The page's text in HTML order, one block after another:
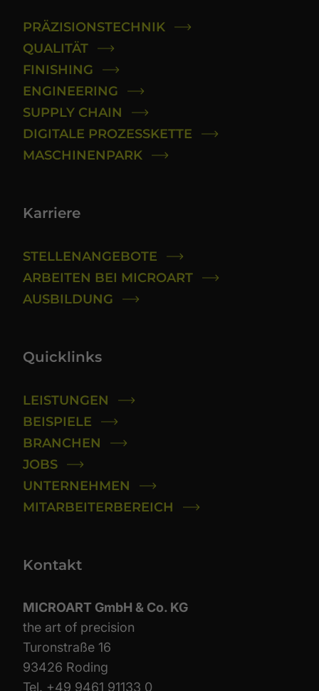
PRÄZISIONSTECHNIK
QUALITÄT
FINISHING
ENGINEERING
SUPPLY CHAIN
DIGITALE PROZESSKETTE
MASCHINENPARK
Karriere
STELLENANGEBOTE
ARBEITEN BEI MICROART
AUSBILDUNG
Quicklinks
LEISTUNGEN
BEISPIELE
BRANCHEN
JOBS
UNTERNEHMEN
MITARBEITERBEREICH
Kontakt
MICROART GmbH & Co. KG
the art of precision
Turonstraße 16
93426 Roding
Tel. +49 9461 91133 0